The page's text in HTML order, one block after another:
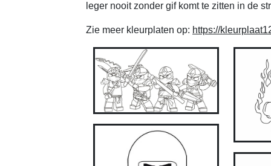
leger nooit zonder gif komt te zitten in de
Zie meer kleurplaten op: https://